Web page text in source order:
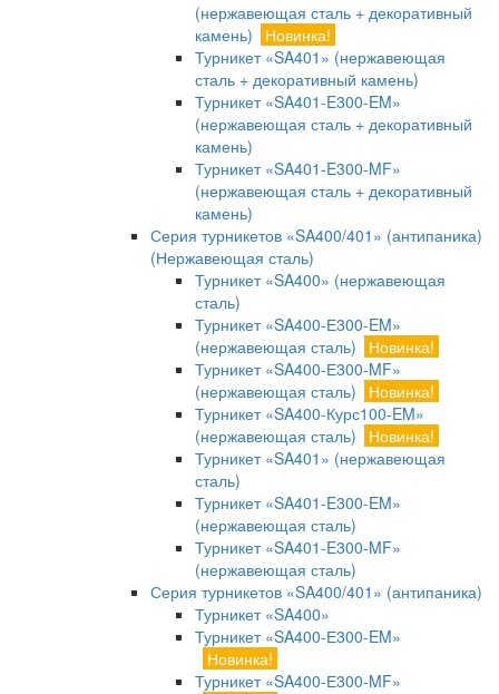
(нержавеющая сталь + декоративный
камень)
Новинка!
Турникет «SA401» (нержавеющая
сталь + декоративный камень)
Турникет «SA401-E300-EM»
(нержавеющая сталь + декоративный
камень)
Турникет «SA401-E300-MF»
(нержавеющая сталь + декоративный
камень)
Серия турникетов «SA400/401» (антипаника)
(Нержавеющая сталь)
Турникет «SA400» (нержавеющая
сталь)
Турникет «SA400-Е300-EM»
(нержавеющая сталь)
Новинка!
Турникет «SA400-Е300-MF»
(нержавеющая сталь)
Новинка!
Турникет «SA400-Курс100-EM»
(нержавеющая сталь)
Новинка!
Турникет «SA401» (нержавеющая
сталь)
Турникет «SA401-E300-EM»
(нержавеющая сталь)
Турникет «SA401-E300-MF»
(нержавеющая сталь)
Серия турникетов «SA400/401» (антипаника)
Турникет «SA400»
Турникет «SA400-Е300-EM»
Новинка!
Турникет «SA400-Е300-MF»